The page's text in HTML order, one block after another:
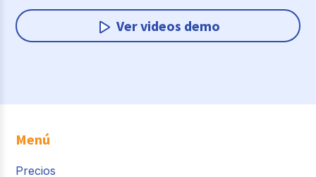
Ver videos demo
Menú
Precios